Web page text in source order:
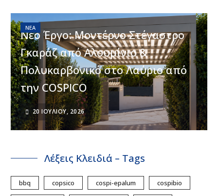
Νέο Έργο: Μοντέρνο Στέγαστρο
Γκαράζ από Αλουμίνιο &
Πολυκαρβονικό στο Λαύριο από
την COSPICO
20 ΙΟΥΛΊΟΥ, 2026
ΝΈΑ
Λέξεις Κλειδιά – Tags
bbq copsico cospi-epalum cospibio